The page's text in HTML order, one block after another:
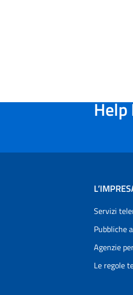
Help
Servizi
Pubbliche
Agenzie
Le regole